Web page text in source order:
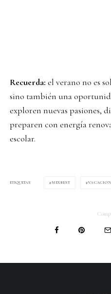
Recuerda: el verano no es
sino también una
exploren nuevas pasiones,
preparen con energía
escolar.
ETIQUETAS MEXBEST